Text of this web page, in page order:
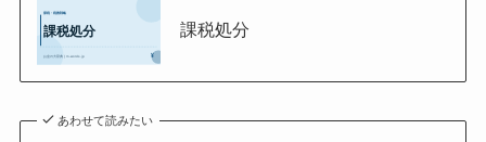
課税処分
あわせて読みたい